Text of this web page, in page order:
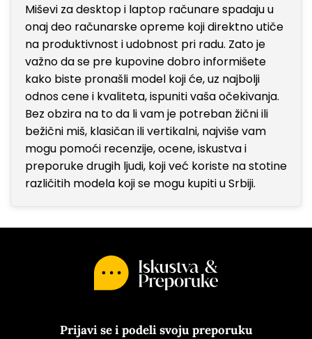
Miševi za desktop i laptop računare spadaju u
onaj deo računarske opreme koji direktno utiče
na produktivnost i udobnost pri radu. Zato je
važno da se pre kupovine dobro informišete
kako biste pronašli model koji će, uz najbolji
odnos cene i kvaliteta, ispuniti vaša očekivanja.
Bez obzira na to da li vam je potreban žični ili
bežični miš, klasičan ili vertikalni, najviše vam
mogu pomoći recenzije, ocene, iskustva i
preporuke drugih ljudi, koji već koriste na stotine
različitih modela koji se mogu kupiti u Srbiji.
Prijavi se i podeli svoju preporuku